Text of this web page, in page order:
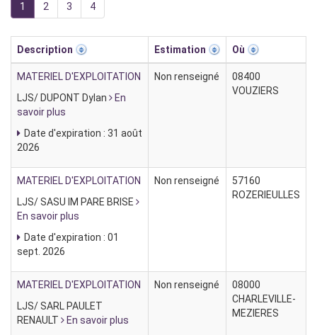
1 2 3 4
Description Estimation Où
MATERIEL D'EXPLOITATION
LJS/ DUPONT Dylan
En
savoir plus
Date d'expiration : 31 août
2026
Non renseigné
08400
VOUZIERS
MATERIEL D'EXPLOITATION
LJS/ SASU IM PARE BRISE
En savoir plus
Date d'expiration : 01
sept. 2026
Non renseigné
57160
ROZERIEULLES
MATERIEL D'EXPLOITATION
LJS/ SARL PAULET
RENAULT
En savoir plus
Non renseigné
08000
CHARLEVILLE-
MEZIERES